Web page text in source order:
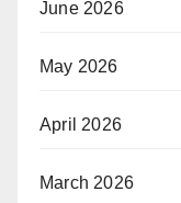
June 2026
May 2026
April 2026
March 2026